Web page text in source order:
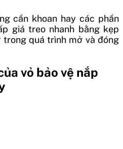
cần khoan hay các phần
giá treo nhanh bằng kẹp
quá trình mở và đóng
vỏ bảo vệ nắp